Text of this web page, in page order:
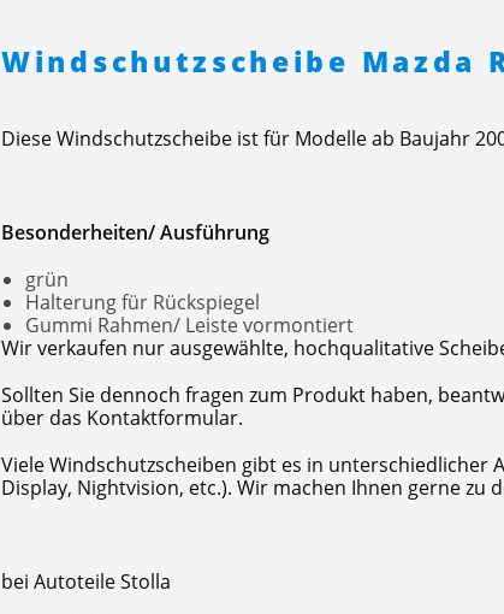
Windschutzscheibe Mazda
Diese Windschutzscheibe ist für Modelle ab Baujahr
Besonderheiten/ Ausführung
grün
Halterung für Rückspiegel
Gummi Rahmen/ Leiste vormontiert
Wir verkaufen nur ausgewählte, hochqualitative
Sollten Sie dennoch fragen zum Produkt haben,
über das Kontaktformular.
Viele Windschutzscheiben gibt es in unterschiedlicher
Display, Nightvision, etc.). Wir machen Ihnen gerne
bei Autoteile Stolla